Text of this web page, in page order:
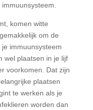
komen witte
om de
immuunsysteem
wel plaatsen in je lijf
voorkomen. Dat zijn
plaatsen
te werken als je
worden dan